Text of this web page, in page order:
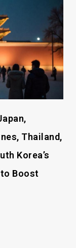
Thailand,
Korea’s
Boost